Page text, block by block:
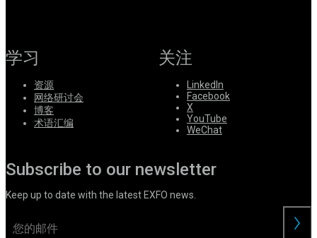
学习
资源
网络研讨会
博客
术语汇编
关注
LinkedIn
Facebook
X
YouTube
WeChat
Subscribe to our newsletter
Keep up to date with the latest EXFO news.